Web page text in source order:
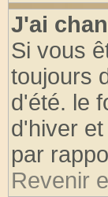
J'ai
Si vous
toujours
d'été. le
d'hiver
par
Revenir